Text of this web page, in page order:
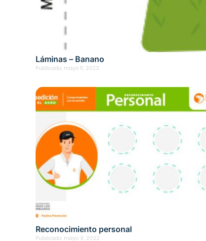
Láminas – Banano
Publicado: mayo 11, 2022
Reconocimiento personal
Publicado: mayo 9, 2022